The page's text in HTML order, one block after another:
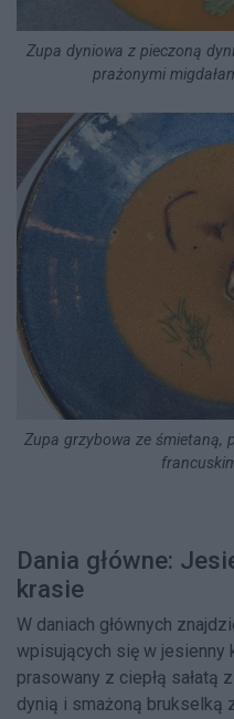
Zupa dyniowa z pieczoną
prażonymi
Zupa grzybowa ze śmietaną,
Dania główne:
krasie
W daniach głównych
wpisujących się w jesienny
prasowany z ciepłą sałatą
dynią i smażoną brukselką